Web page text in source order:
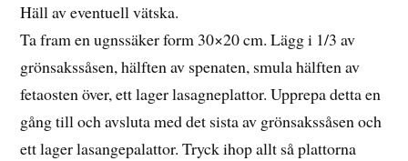
Häll av eventuell vätska.
Ta fram en ugnssäker form 30×20 cm. Lägg i 1/3 av
grönsakssåsen, hälften av spenaten, smula hälften av
fetaosten över, ett lager lasagneplattor. Upprepa detta en
gång till och avsluta med det sista av grönsakssåsen och
ett lager lasangepalattor. Tryck ihop allt så plattorna